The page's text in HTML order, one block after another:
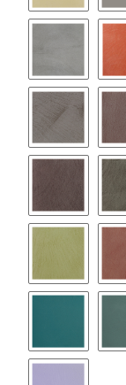
IVORY
SMOKE
ARDESIA
MOKA
PRATO
OTTANIO